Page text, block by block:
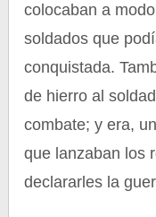
colocaban a
soldados que
conquistada.
de hierro al
combate; y era,
que lanzaban los
declararles la